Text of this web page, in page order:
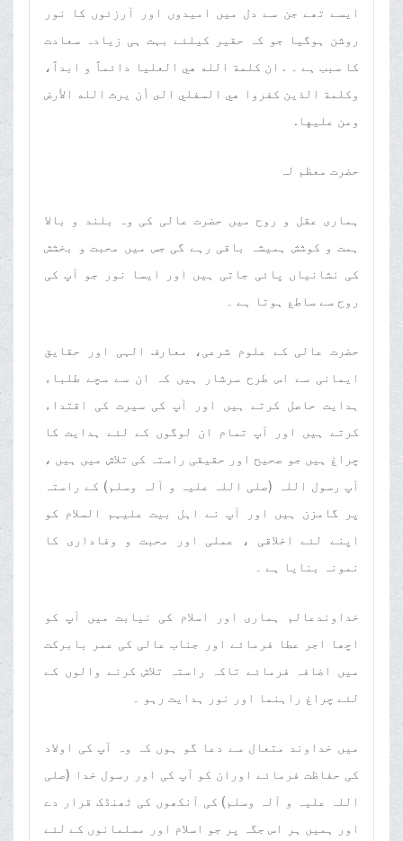
ایسے تھے جن سے دل میں امیدوں اور آرزئوں کا نور
روشن ہوگیا جو کہ حقیر کیلئے بہت ہی زیادہ سعادت
کا سبب ہے ۔ . ان كلمة الله هي العليا دائماً و ابداً،
وكلمة الذين كفروا هي السفلي الى أن يرث الله الأرض
ومن عليها.
حضرت معظم لہ
ہماری عقل و روح میں حضرت عالی کی وہ بلند و بالا
ہمت و کوشش ہمیشہ باقی رہے گی جس میں محبت و بخشش
کی نشانیاں پائی جاتی ہیں اور ایسا نور جو آپ کی
روح سے ساطع ہوتا ہے ۔
حضرت عالی کے علوم شرعی، معارف الہی اور حقایق
ایمانی سے اس طرح سرشار ہیں کہ ان سے سچے طلباء
ہدایت حاصل کرتے ہیں اور آپ کی سیرت کی اقتداء
کرتے ہیں اور آپ تمام ان لوگوں کے لئے ہدایت کا
چراغ ہیں جو صحیح اور حقیقی راستہ کی تلاش میں ہیں ،
آپ رسول اللہ (صلی اللہ علیہ و آلہ وسلم) کے راستہ
پر گامزن ہیں اور آپ نے اہل بیت علیہم السلام کو
اپنے لئے اخلاقی ، عملی اور محبت و وفاداری کا
نمونہ بنایا ہے ۔
خداوندعالم ہماری اور اسلام کی نیابت میں آپ کو
اچھا اجر عطا فرمائے اور جناب عالی کی عمر بابرکت
میں اضافہ فرمائے تاکہ راستہ تلاش کرنے والوں کے
لئے چراغ راہنما اور نور ہدایت رہو ۔
میں خداوند متعال سے دعا گو ہوں کہ وہ آپ کی اولاد
کی حفاظت فرمائے اوران کو آپ کی اور رسول خدا (صلی
اللہ علیہ و آلہ وسلم) کی آنکھوں کی ٹھنڈک قرار دے
اور ہمیں ہر اس جگہ پر جو اسلام اور مسلمانوں کے لئے